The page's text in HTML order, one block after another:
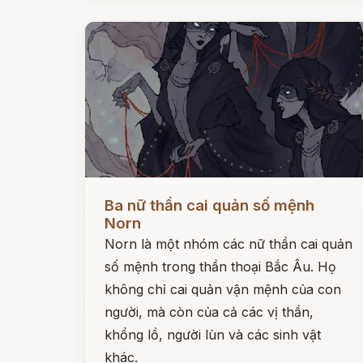
Ba nữ thần cai quản số mệnh
Norn
Norn là một nhóm các nữ thần cai quản
số mệnh trong thần thoại Bắc Âu. Họ
không chỉ cai quản vận mệnh của con
người, mà còn của cả các vị thần,
khổng lồ, người lùn và các sinh vật
khác.